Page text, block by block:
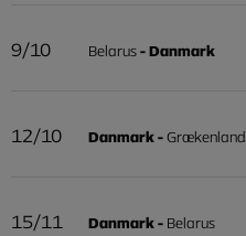
9/10 Belarus- Danmark
12/10 Danmark -Grækenland
15/11 Danmark - Belarus